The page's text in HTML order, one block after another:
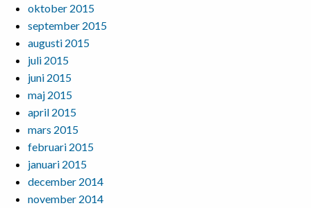
oktober 2015
september 2015
augusti 2015
juli 2015
juni 2015
maj 2015
april 2015
mars 2015
februari 2015
januari 2015
december 2014
november 2014